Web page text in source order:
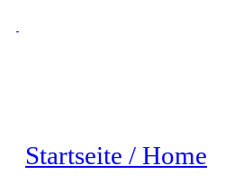
Startseite / Home